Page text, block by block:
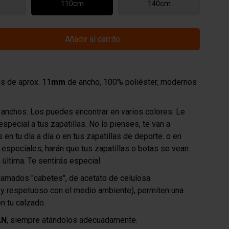
110cm 140cm
Añadir al carrito
de aprox. 11 mm de ancho, 100% poliéster, modernos
Los puedes encontrar en varios colores. Le
a tus zapatillas. No lo pienses, te van a
en tu día a día o en tus zapatillas de deporte. o en
harán que tus zapatillas o botas se vean
Te sentirás especial.
"cabetes", de acetato de celulosa
respetuoso con el medio ambiente), permiten una
tu calzado.
, siempre atándolos adecuadamente.